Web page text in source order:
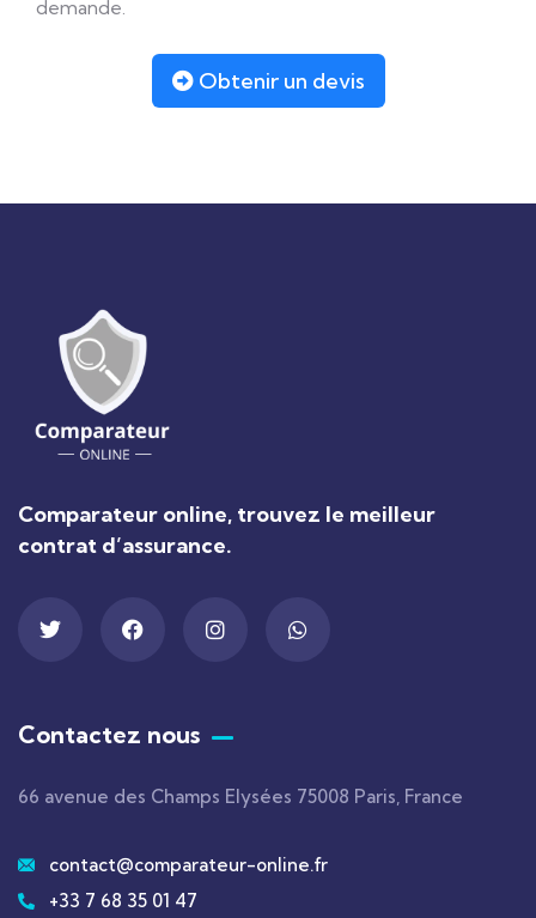
demande.
Obtenir un devis
Comparateur online, trouvez le meilleur
contrat d’assurance.
Contactez nous
66 avenue des Champs Elysées 75008 Paris, France
contact@comparateur-online.fr
+33 7 68 35 01 47